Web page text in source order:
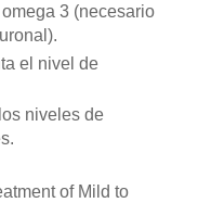
3 (necesario
el nivel de
niveles de
of Mild to